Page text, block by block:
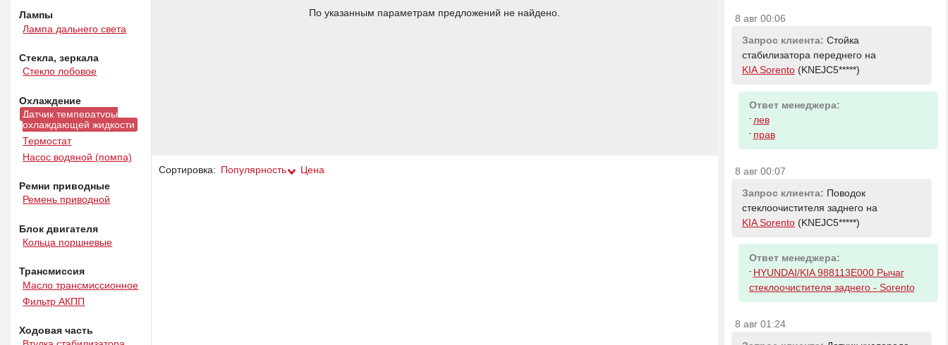
Лампы
Лампа дальнего света
Стекла, зеркала
Стекло лобовое
Охлаждение
Датчик температуры
охлаждающей жидкости
Термостат
Насос водяной (помпа)
Ремни приводные
Ремень приводной
Блок двигателя
Кольца поршневые
Трансмиссия
Масло трансмиссионное
Фильтр АКПП
Ходовая часть
По указанным параметрам предложений не найдено.
Сортировка: Популярность Цена
8 авг 00:06
Запрос клиента: Стойка
стабилизатора переднего на
KIA Sorento(KNEJC5*****)
Ответ менеджера:
- лев
- прав
8 авг 00:07
Запрос клиента: Поводок
стеклоочистителя заднего на
KIA Sorento(KNEJC5*****)
Ответ менеджера:
- HYUNDAI/KIA 988113E000 Рычаг
стеклоочистителя заднего - Sorento
8 авг 01:24